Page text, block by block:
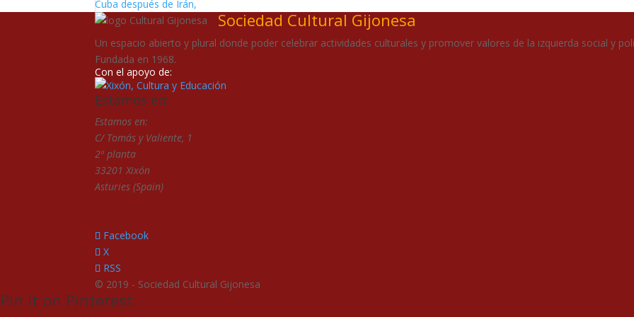
Cuba después de Irán,
Sociedad Cultural Gijonesa
Un espacio abierto y plural donde poder celebrar actividades culturales y promover valores de la izquierda social y
Fundada en 1968.
Con el apoyo de:
Estamos en:
Estamos en:
C/ Tomás y Valiente, 1
2ª planta
33201 Xixón
Asturies (Spain)
Facebook
X
RSS
© 2019 - Sociedad Cultural Gijonesa
Pin It on Pinterest